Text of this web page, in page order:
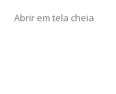
Abrir em tela cheia